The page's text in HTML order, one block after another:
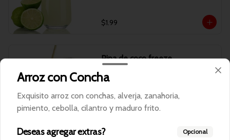
$1.99
Pipa de coco freeze
$2.50
Arroz con Concha
Exquisito arroz con conchas, alverja, zanahoria,
pimiento, cebolla, cilantro y maduro frito.
Deseas agregar extras? Opcional